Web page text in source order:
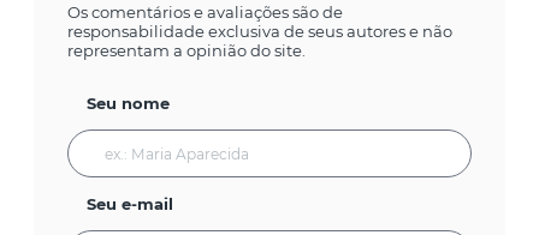
Os comentários e avaliações são de
responsabilidade exclusiva de seus autores e não
representam a opinião do site.
Seu nome
Seu e-mail